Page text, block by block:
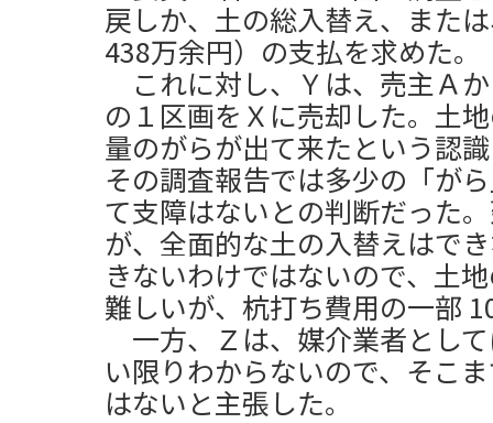
戻しか、土の総入替え、また
438万余円）の支払を求めた。
これに対し、Ｙは、売主Ａ
の１区画をＸに売却した。土
量のがらが出て来たという認
その調査報告では多少の「が
て支障はないとの判断だった
が、全面的な土の入替えはで
きないわけではないので、土
難しいが、杭打ち費用の一部
一方、Ｚは、媒介業者とし
い限りわからないので、そこ
はないと主張した。